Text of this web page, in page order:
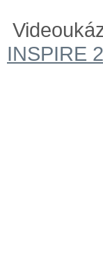
INSPIRE